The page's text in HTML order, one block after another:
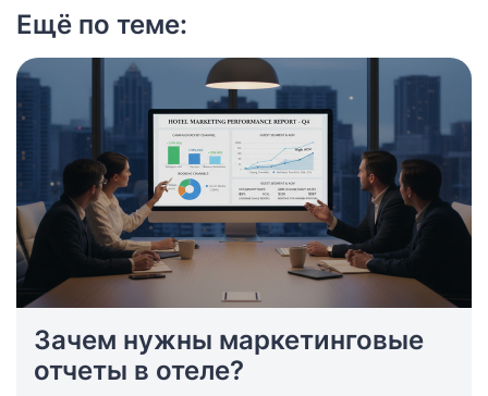
Ещё по теме:
Зачем нужны маркетинговые
отчеты в отеле?